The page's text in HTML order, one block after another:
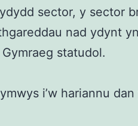
sector, y sector
nad ydynt yn
statudol.
i’w hariannu dan